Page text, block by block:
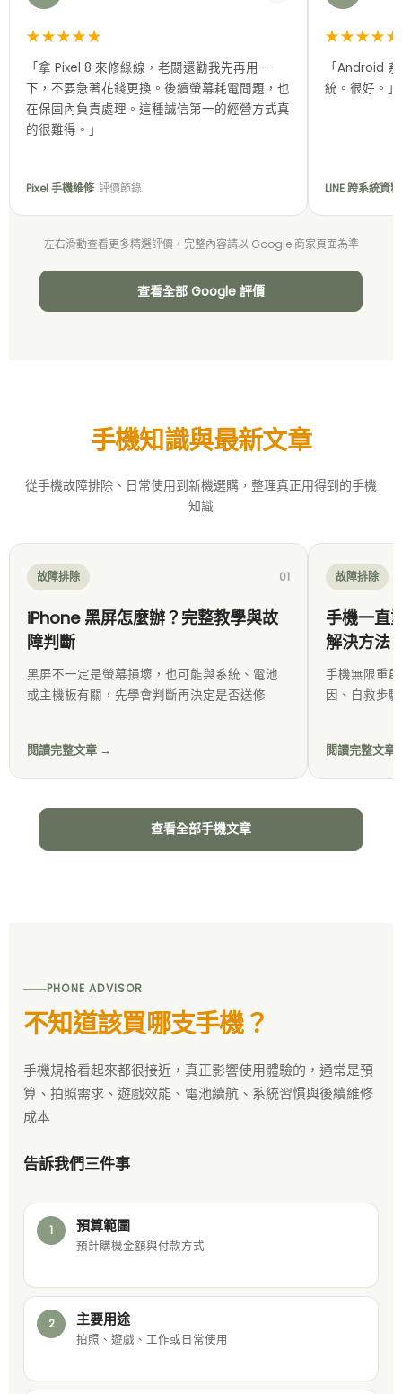
★★★★★
「拿 Pixel 8 來修綠線，老闆還勸我先再用一
下，不要急著花錢更換。後續螢幕耗電問題，也
在保固內負責處理。這種誠信第一的經營方式真
的很難得。」
Pixel 手機維修 評價節錄
★★★★★
「Android
統。很好。」
LINE 跨系統資
左右滑動查看更多精選評價，完整內容請以 Google 商家頁面為準
查看全部 Google 評價
手機知識與最新文章
從手機故障排除、日常使用到新機選購，整理真正用得到的手機
知識
故障排除 01
iPhone 黑屏怎麼辦？完整教學與故
障判斷
黑屏不一定是螢幕損壞，也可能與系統、電池
或主機板有關，先學會判斷再決定是否送修
閱讀完整文章 →
故障排除
手機一直
解決方法
手機無限重
因、自救步
閱讀完整文
查看全部手機文章
PHONE ADVISOR
不知道該買哪支手機？
手機規格看起來都很接近，真正影響使用體驗的，通常是預
算、拍照需求、遊戲效能、電池續航、系統習慣與後續維修
成本
告訴我們三件事
1 預算範圍
預計購機金額與付款方式
2 主要用途
拍照、遊戲、工作或日常使用